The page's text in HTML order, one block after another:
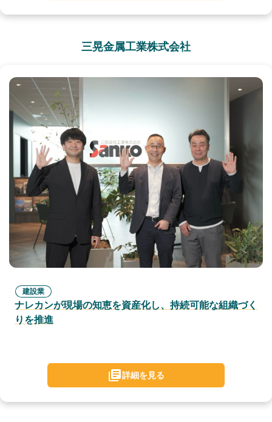
三晃金属工業株式会社
建設業
ナレカンが現場の知恵を資産化し、持続可能な組織づく
りを推進
詳細を見る